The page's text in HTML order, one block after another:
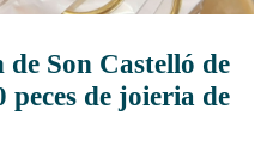
Son Castelló de
peces de joieria de